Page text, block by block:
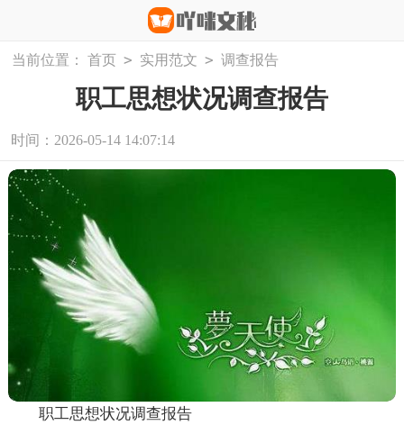
当前位置： 首页 > 实用范文 > 调查报告
职工思想状况调查报告
时间：2026-05-14 14:07:14
职工思想状况调查报告